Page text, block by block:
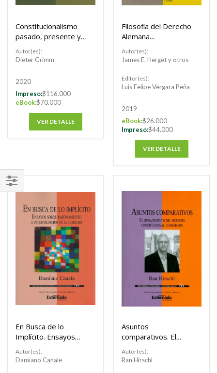
Constitucionalismo
pasado, presente y
futuro
Autor(es):
Dieter Grimm
2020
Impreso:$116.000
eBook:$70.000
VER DETALLE
Filosofía del Derecho
Alemana
Contemporánea.
Autor(es):
James E. Herget y otros
Editor(es):
Luis Felipe Vergara Peña
2019
eBook:$26.000
Impreso:$44.000
VER DETALLE
En Busca de lo
Implícito. Ensayos
e Interpretación en
Autor(es):
Damiano Canale
Asuntos
comparativos. El
derecho
Autor(es):
Ran Hirschl
FILTRAR